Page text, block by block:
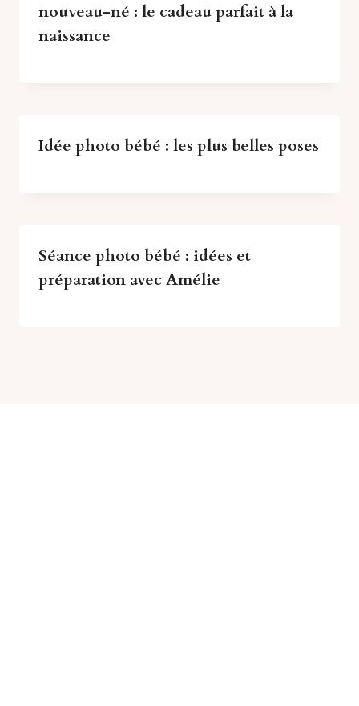
nouveau-né : le cadeau parfait à la
naissance
Idée photo bébé : les plus belles poses
Séance photo bébé : idées et
préparation avec Amélie